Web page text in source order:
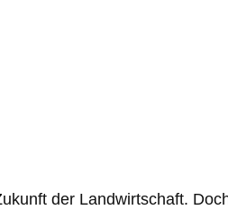
der Landwirtschaft.